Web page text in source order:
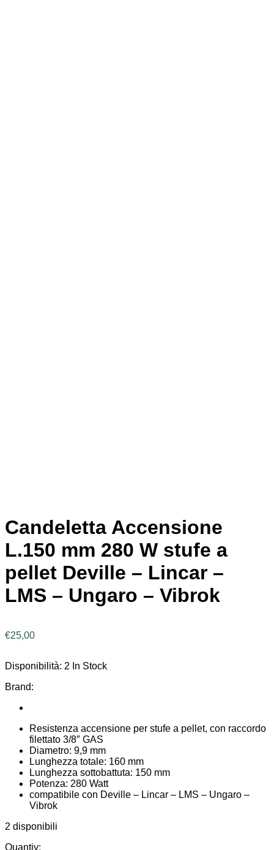
Candeletta Accensione
L.150 mm 280 W stufe a
pellet Deville – Lincar –
LMS – Ungaro – Vibrok
€25,00
Disponibilità: 2 In Stock
Brand:
Resistenza accensione per stufe a pellet, con raccordo
filettato 3/8″ GAS
Diametro: 9,9 mm
Lunghezza totale: 160 mm
Lunghezza sottobattuta: 150 mm
Potenza: 280 Watt
compatibile con Deville – Lincar – LMS – Ungaro –
Vibrok
2 disponibili
Quantiy: